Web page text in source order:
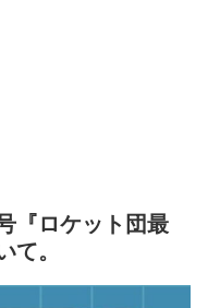
『ロケット団最
て。